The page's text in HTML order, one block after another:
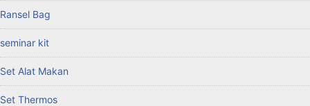
Ransel Bag
seminar kit
Set Alat Makan
Set Thermos